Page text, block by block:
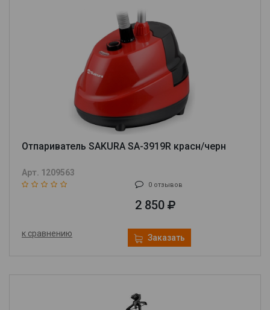
Отпариватель SAKURA SA-3919R красн/черн
Арт. 1209563
0 отзывов
2 850
к сравнению Заказать